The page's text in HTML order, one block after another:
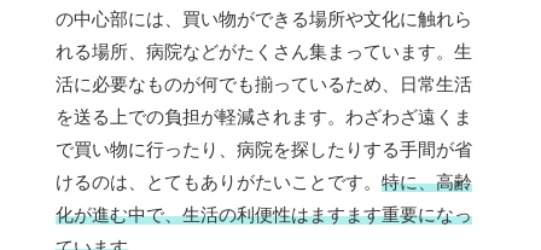
の中心部には、買い物ができる場所や文化に触れら
れる場所、病院などがたくさん集まっています。生
活に必要なものが何でも揃っているため、日常生活
を送る上での負担が軽減されます。わざわざ遠くま
で買い物に行ったり、病院を探したりする手間が省
けるのは、とてもありがたいことです。 特に、高齢
化が進む中で、生活の利便性はますます重要になっ